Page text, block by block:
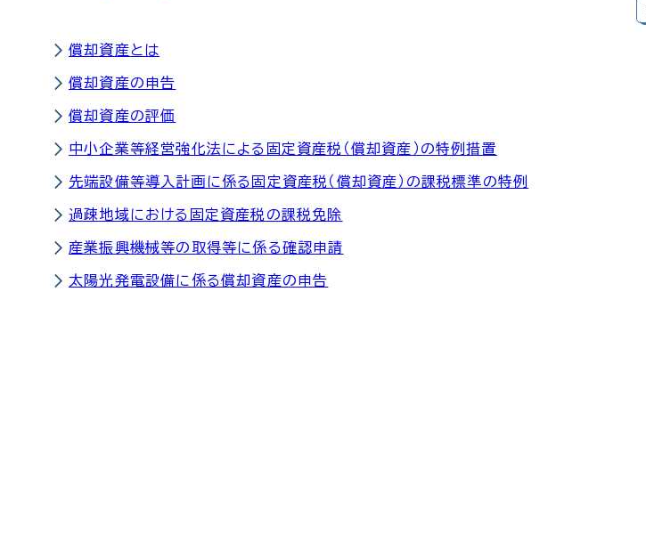
償却資産とは
償却資産の申告
償却資産の評価
中小企業等経営強化法による固定資産税（償却資産）の特例措置
先端設備等導入計画に係る固定資産税（償却資産）の課税標準の特例
過疎地域における固定資産税の課税免除
産業振興機械等の取得等に係る確認申請
太陽光発電設備に係る償却資産の申告